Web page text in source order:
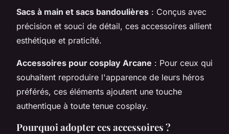
Sacs à main et sacs bandoulières : Conçus avec
précision et souci de détail, ces accessoires allient
esthétique et praticité.
Accessoires pour cosplay Arcane : Pour ceux qui
souhaitent reproduire l'apparence de leurs héros
préférés, ces éléments ajoutent une touche
authentique à toute tenue cosplay.
Pourquoi adopter ces accessoires ?